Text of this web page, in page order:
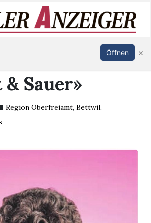
Abonnieren Anmelden
& Sauer»
Region Oberfreiamt,Bettwil,
Öffnen ×